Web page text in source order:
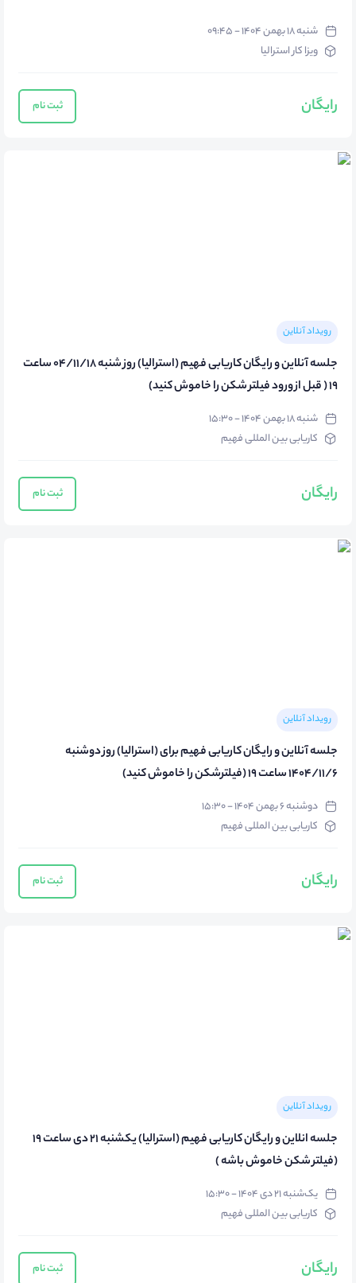
شنبه ۱۸ بهمن ۱۴۰۴ - ۰۹:۴۵
ویزا کار استراليا
رایگان ثبت نام
رویداد آنلاین
جلسه آنلاین و رایگان کاریابی فهیم (استرالیا) روز شنبه 04/11/18 ساعت
19 ( قبل از ورود فیلتر شکن را خاموش کنید)
شنبه ۱۸ بهمن ۱۴۰۴ - ۱۵:۳۰
کاریابی بین المللی فهیم
رایگان ثبت نام
رویداد آنلاین
جلسه آنلاین و رایگان کاریابی فهیم برای (استرالیا) روز دوشنبه
1404/11/6 ساعت 19 (فیلترشکن را خاموش کنید)
دوشنبه ۶ بهمن ۱۴۰۴ - ۱۵:۳۰
کاریابی بین المللی فهیم
رایگان ثبت نام
رویداد آنلاین
جلسه انلاین و رایگان کاریابی فهیم (استرالیا) یکشنبه 21 دی ساعت 19
(فیلتر شکن خاموش باشه )
یک‌شنبه ۲۱ دی ۱۴۰۴ - ۱۵:۳۰
کاریابی بین المللی فهیم
رایگان ثبت نام